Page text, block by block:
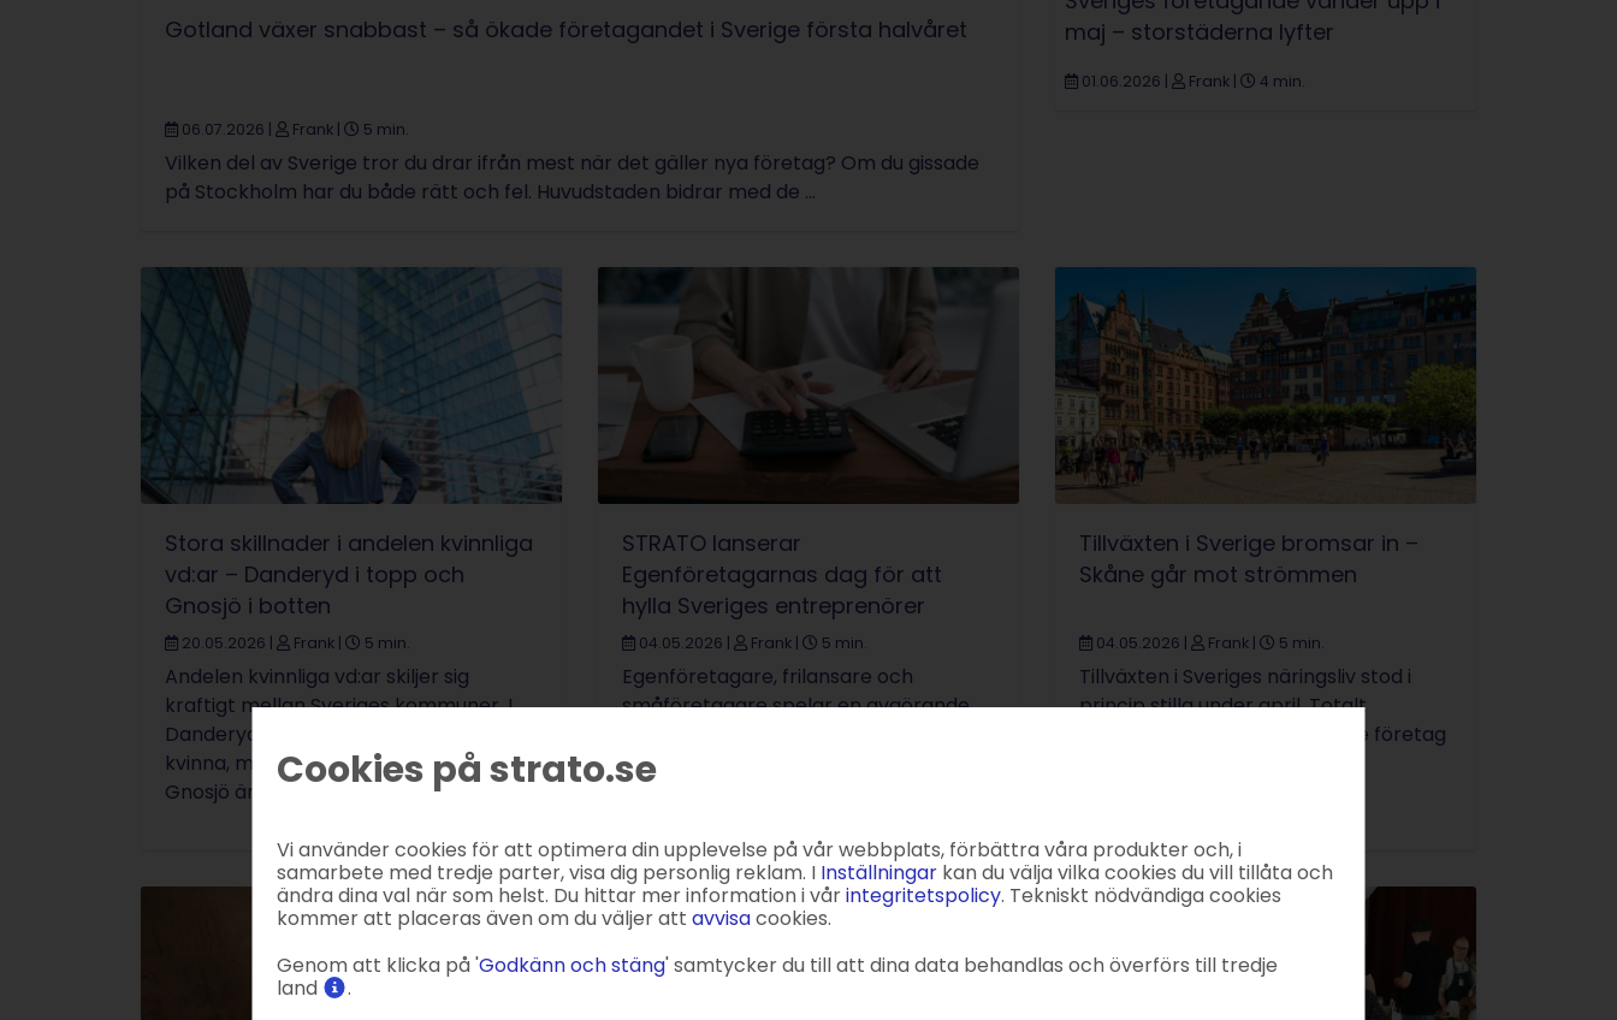
Gotland växer snabbast – så ökade företagandet i Sverige första halvåret
06.07.2026 Frank 5 min.
Vilken del av Sverige tror du drar ifrån mest när det gäller nya företag? Om du gissade
på Stockholm har du både rätt och fel. Huvudstaden bidrar med de ...
maj – storstäderna lyfter
01.06.2026 Frank 4 min.
Stora skillnader i andelen kvinnliga
vd:ar – Danderyd i topp och
Gnosjö i botten
20.05.2026 Frank 5 min.
Andelen kvinnliga vd:ar skiljer sig
kraftigt mellan Sveriges kommuner. I
Danderyd är närmare var tredje vd en
kvinna, medan motsvarande siffra i
Gnosjö är ...
STRATO lanserar
Egenföretagarnas dag för att
hylla Sveriges entreprenörer
04.05.2026 Frank 5 min.
Egenföretagare, frilansare och
småföretagare spelar en avgörande
jobb, driver innovation och bidrar till
Tillväxten i Sverige bromsar in –
Skåne går mot strömmen
04.05.2026 Frank 5 min.
Tillväxten i Sveriges näringsliv stod i
princip stilla under april. Totalt
minskade antalet registrerade företag
Cookies på strato.se
Vi använder cookies för att optimera din upplevelse på vår webbplats, förbättra våra produkter och, i
samarbete med tredje parter, visa dig personlig reklam. I Inställningarkan du välja vilka cookies du vill tillåta och
ändra dina val när som helst. Du hittar mer information i vårintegritetspolicy. Tekniskt nödvändiga cookies
kommer att placeras även om du väljer att avvisacookies.
Genom att klicka på 'Godkänn och stäng' samtycker du till att dina data behandlas och överförs till tredje
land
.